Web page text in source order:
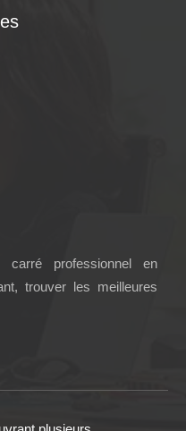
professionnel en
trouver les meilleures